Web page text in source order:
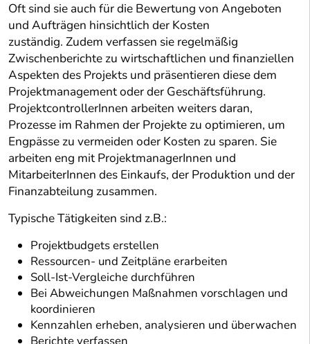
Oft sind sie auch für die Bewertung von Angeboten
und Aufträgen hinsichtlich der Kosten
zuständig. Zudem verfassen sie regelmäßig
Zwischenberichte zu wirtschaftlichen und finanziellen
Aspekten des Projekts und präsentieren diese dem
Projektmanagement oder der Geschäftsführung.
ProjektcontrollerInnen arbeiten weiters daran,
Prozesse im Rahmen der Projekte zu optimieren, um
Engpässe zu vermeiden oder Kosten zu sparen. Sie
arbeiten eng mit ProjektmanagerInnen und
MitarbeiterInnen des Einkaufs, der Produktion und der
Finanzabteilung zusammen.
Typische Tätigkeiten sind z.B.:
Projektbudgets erstellen
Ressourcen- und Zeitpläne erarbeiten
Soll-Ist-Vergleiche durchführen
Bei Abweichungen Maßnahmen vorschlagen und
koordinieren
Kennzahlen erheben, analysieren und überwachen